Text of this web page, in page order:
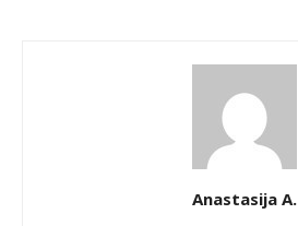
Anastasija A.